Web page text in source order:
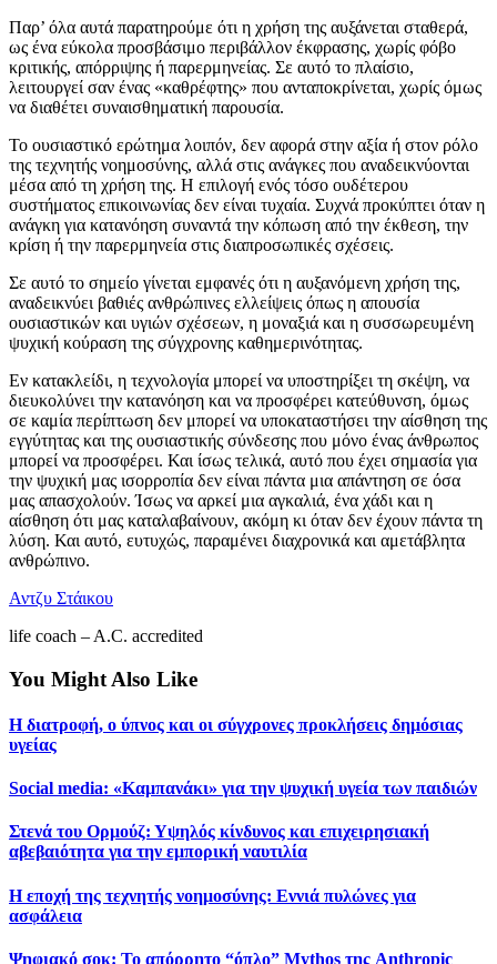
Παρ’ όλα αυτά παρατηρούμε ότι η χρήση της αυξάνεται σταθερά,
ως ένα εύκολα προσβάσιμο περιβάλλον έκφρασης, χωρίς φόβο
κριτικής, απόρριψης ή παρερμηνείας. Σε αυτό το πλαίσιο,
λειτουργεί σαν ένας «καθρέφτης» που ανταποκρίνεται, χωρίς όμως
να διαθέτει συναισθηματική παρουσία.
Το ουσιαστικό ερώτημα λοιπόν, δεν αφορά στην αξία ή στον ρόλο
της τεχνητής νοημοσύνης, αλλά στις ανάγκες που αναδεικνύονται
μέσα από τη χρήση της. Η επιλογή ενός τόσο ουδέτερου
συστήματος επικοινωνίας δεν είναι τυχαία. Συχνά προκύπτει όταν η
ανάγκη για κατανόηση συναντά την κόπωση από την έκθεση, την
κρίση ή την παρερμηνεία στις διαπροσωπικές σχέσεις.
Σε αυτό το σημείο γίνεται εμφανές ότι η αυξανόμενη χρήση της,
αναδεικνύει βαθιές ανθρώπινες ελλείψεις όπως η απουσία
ουσιαστικών και υγιών σχέσεων, η μοναξιά και η συσσωρευμένη
ψυχική κούραση της σύγχρονης καθημερινότητας.
Εν κατακλείδι, η τεχνολογία μπορεί να υποστηρίξει τη σκέψη, να
διευκολύνει την κατανόηση και να προσφέρει κατεύθυνση, όμως
σε καμία περίπτωση δεν μπορεί να υποκαταστήσει την αίσθηση της
εγγύτητας και της ουσιαστικής σύνδεσης που μόνο ένας άνθρωπος
μπορεί να προσφέρει. Και ίσως τελικά, αυτό που έχει σημασία για
την ψυχική μας ισορροπία δεν είναι πάντα μια απάντηση σε όσα
μας απασχολούν. Ίσως να αρκεί μια αγκαλιά, ένα χάδι και η
αίσθηση ότι μας καταλαβαίνουν, ακόμη κι όταν δεν έχουν πάντα τη
λύση. Και αυτό, ευτυχώς, παραμένει διαχρονικά και αμετάβλητα
ανθρώπινο.
Αντζυ Στάικου
life coach – A.C. accredited
You Might Also Like
Η διατροφή, ο ύπνος και οι σύγχρονες προκλήσεις δημόσιας
υγείας
Social media: «Καμπανάκι» για την ψυχική υγεία των παιδιών
Στενά του Ορμούζ: Υψηλός κίνδυνος και επιχειρησιακή
αβεβαιότητα για την εμπορική ναυτιλία
Η εποχή της τεχνητής νοημοσύνης: Εννιά πυλώνες για
ασφάλεια
Ψηφιακό σοκ: Το απόρρητο “όπλο” Mythos της Anthropic